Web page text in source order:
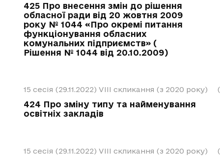
425 Про внесення змін до рішення
обласної ради від 20 жовтня 2009
року № 1044 «Про окремі питання
функціонування обласних
комунальних підприємств» (
Рішення № 1044 від 20.10.2009)
15 сесія (29.11.2022) VIII скликання (з 2020 року)
424 Про зміну типу та найменування
освітніх закладів
15 сесія (29.11.2022) VIII скликання (з 2020 року)